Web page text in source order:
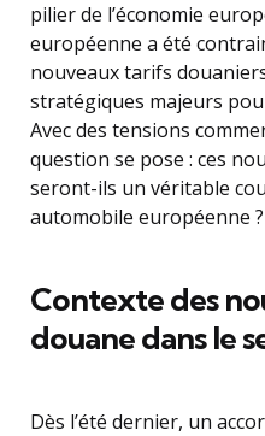
pilier de l’économie
européenne a été
nouveaux tarifs
stratégiques majeurs
Avec des tensions
question se pose : ces
seront-ils un véritable
automobile européenne ?
Contexte des
douane dans le
Dès l’été dernier, un